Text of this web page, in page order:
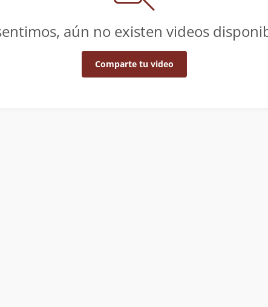
aún no existen videos
Comparte tu video